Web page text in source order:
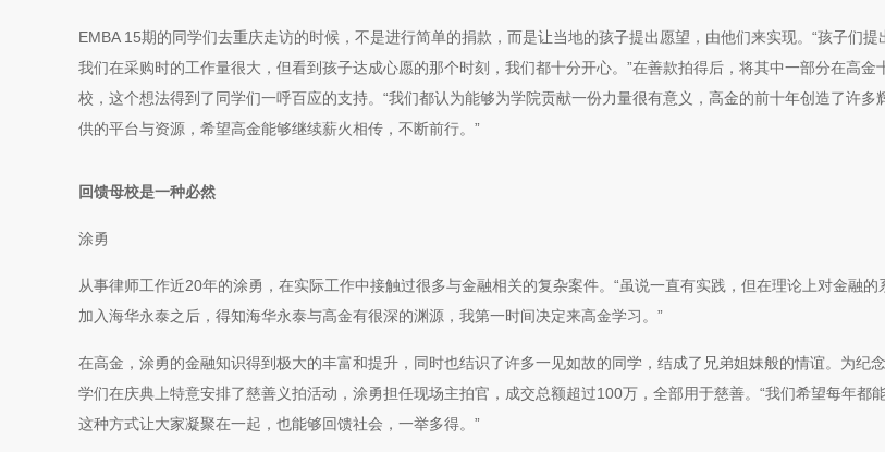
EMBA 15期的同学们去重庆走访的时候，不是进行简单的捐款，而是让当地的孩子提出愿望，由他们来实现。“孩子们提
我们在采购时的工作量很大，但看到孩子达成心愿的那个时刻，我们都十分开心。”在善款拍得后，将其中一部分在高金
校，这个想法得到了同学们一呼百应的支持。“我们都认为能够为学院贡献一份力量很有意义，高金的前十年创造了许多
供的平台与资源，希望高金能够继续薪火相传，不断前行。”
回馈母校是一种必然
涂勇
从事律师工作近20年的涂勇，在实际工作中接触过很多与金融相关的复杂案件。“虽说一直有实践，但在理论上对金融的
加入海华永泰之后，得知海华永泰与高金有很深的渊源，我第一时间决定来高金学习。”
在高金，涂勇的金融知识得到极大的丰富和提升，同时也结识了许多一见如故的同学，结成了兄弟姐妹般的情谊。为纪
学们在庆典上特意安排了慈善义拍活动，涂勇担任现场主拍官，成交总额超过100万，全部用于慈善。“我们希望每年都
这种方式让大家凝聚在一起，也能够回馈社会，一举多得。”